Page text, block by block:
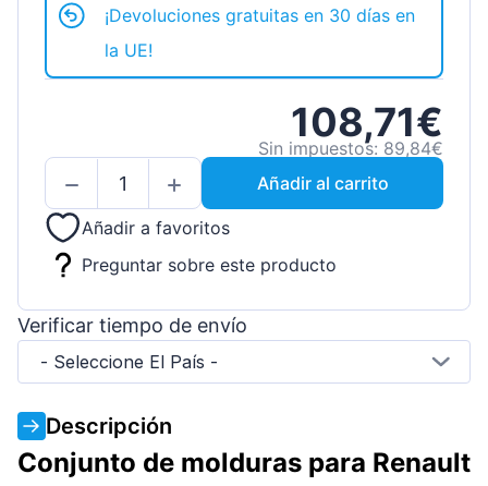
¡Devoluciones gratuitas en 30 días en
la UE!
108,71€
Sin impuestos: 89,84€
Añadir al carrito
Añadir a favoritos
Preguntar sobre este producto
Verificar tiempo de envío
- Seleccione El País -
Descripción
Conjunto de molduras para Renault